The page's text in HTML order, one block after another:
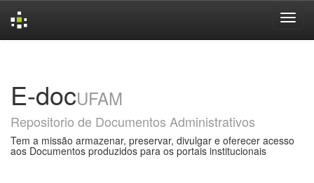
E-docUFAM
Repositorio de Documentos Administrativos
Tem a missão armazenar, preservar, divulgar e oferecer acesso
aos Documentos produzidos para os portais institucionais